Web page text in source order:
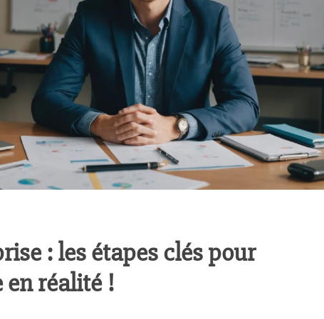
: les étapes clés pour
en réalité !